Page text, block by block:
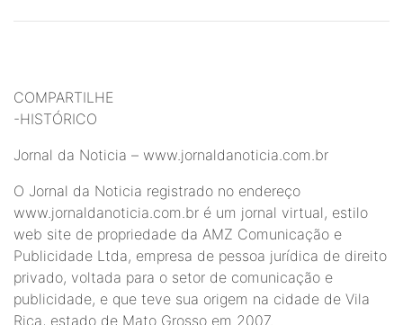
COMPARTILHE
-HISTÓRICO
Jornal da Noticia – www.jornaldanoticia.com.br
O Jornal da Noticia registrado no endereço
www.jornaldanoticia.com.br é um jornal virtual, estilo
web site de propriedade da AMZ Comunicação e
Publicidade Ltda, empresa de pessoa jurídica de direito
privado, voltada para o setor de comunicação e
publicidade, e que teve sua origem na cidade de Vila
Rica, estado de Mato Grosso em 2007.